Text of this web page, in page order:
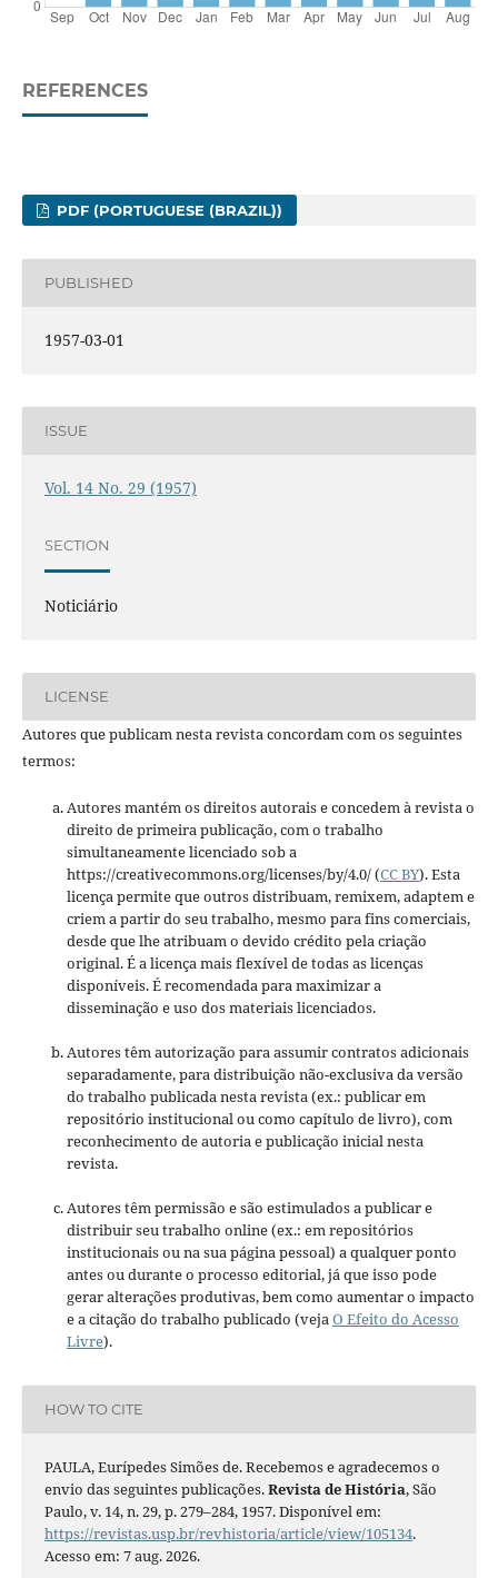
REFERENCES
PDF (PORTUGUESE (BRAZIL))
PUBLISHED
1957-03-01
ISSUE
Vol. 14 No. 29 (1957)
SECTION
Noticiário
LICENSE
Autores que publicam nesta revista concordam com os seguintes
termos:
Autores mantém os direitos autorais e concedem à revista o
direito de primeira publicação, com o trabalho
simultaneamente licenciado sob a
https://creativecommons.org/licenses/by/4.0/ (CC BY). Esta
licença permite que outros distribuam, remixem, adaptem e
criem a partir do seu trabalho, mesmo para fins comerciais,
desde que lhe atribuam o devido crédito pela criação
original. É a licença mais flexível de todas as licenças
disponíveis. É recomendada para maximizar a
disseminação e uso dos materiais licenciados.
Autores têm autorização para assumir contratos adicionais
separadamente, para distribuição não-exclusiva da versão
do trabalho publicada nesta revista (ex.: publicar em
repositório institucional ou como capítulo de livro), com
reconhecimento de autoria e publicação inicial nesta
revista.
Autores têm permissão e são estimulados a publicar e
distribuir seu trabalho online (ex.: em repositórios
institucionais ou na sua página pessoal) a qualquer ponto
antes ou durante o processo editorial, já que isso pode
gerar alterações produtivas, bem como aumentar o impacto
e a citação do trabalho publicado (vejaO Efeito do Acesso
Livre).
HOW TO CITE
PAULA, Eurípedes Simões de. Recebemos e agradecemos o
envio das seguintes publicações.Revista de História, São
Paulo, v. 14, n. 29, p. 279–284, 1957. Disponível em:
https://revistas.usp.br/revhistoria/article/view/105134.
Acesso em: 7 aug. 2026.